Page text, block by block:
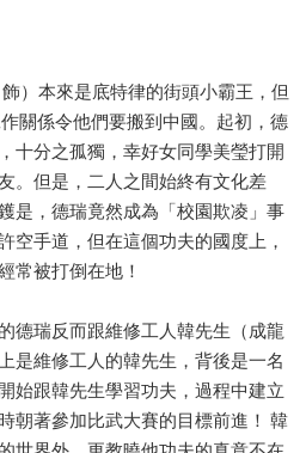
）本來是底特律的街頭小霸王，但
關係令他們要搬到中國。起初，德
十分之孤獨，幸好女同學美瑩打開
。但是，二人之間始終有文化差
是，德瑞竟然成為「校園欺凌」事
空手道，但在這個功夫的國度上，
常被打倒在地！
德瑞反而跟維修工人韓先生（成龍
是維修工人的韓先生，背後是一名
始跟韓先生學習功夫，過程中建立
朝著參加比武大賽的目標前進！ 韓